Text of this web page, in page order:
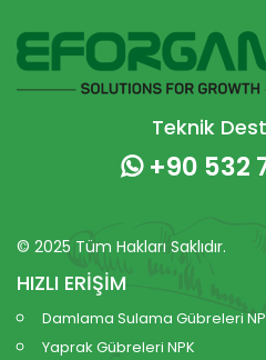
Teknik
+90 532
© 2025 Tüm Hakları Saklıdır.
HIZLI ERİŞİM
Damlama Sulama Gübreleri
Yaprak Gübreleri NPK